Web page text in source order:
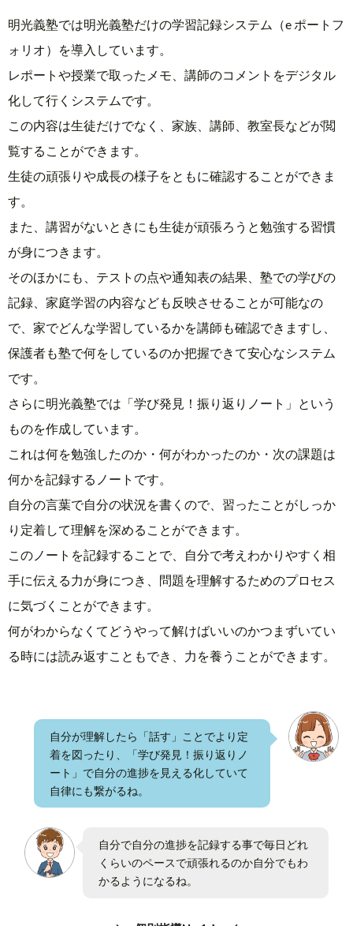
明光義塾では明光義塾だけの学習記録システム（e ポートフ
ォリオ）を導入しています。
レポートや授業で取ったメモ、講師のコメントをデジタル
化して行くシステムです。
この内容は生徒だけでなく、家族、講師、教室長などが閲
覧することができます。
生徒の頑張りや成長の様子をともに確認することができま
す。
また、講習がないときにも生徒が頑張ろうと勉強する習慣
が身につきます。
そのほかにも、テストの点や通知表の結果、塾での学びの
記録、家庭学習の内容なども反映させることが可能なの
で、家でどんな学習しているかを講師も確認できますし、
保護者も塾で何をしているのか把握できて安心なシステム
です。
さらに明光義塾では「学び発見！振り返りノート」という
ものを作成しています。
これは何を勉強したのか・何がわかったのか・次の課題は
何かを記録するノートです。
自分の言葉で自分の状況を書くので、習ったことがしっか
り定着して理解を深めることができます。
このノートを記録することで、自分で考えわかりやすく相
手に伝える力が身につき、問題を理解するためのプロセス
に気づくことができます。
何がわからなくてどうやって解けばいいのかつまずいてい
る時には読み返すこともでき、力を養うことができます。
自分が理解したら「話す」ことでより定
着を図ったり、「学び発見！振り返りノ
ート」で自分の進捗を見える化していて
自律にも繋がるね。
自分で自分の進捗を記録する事で毎日どれ
くらいのペースで頑張れるのか自分でもわ
かるようになるね。